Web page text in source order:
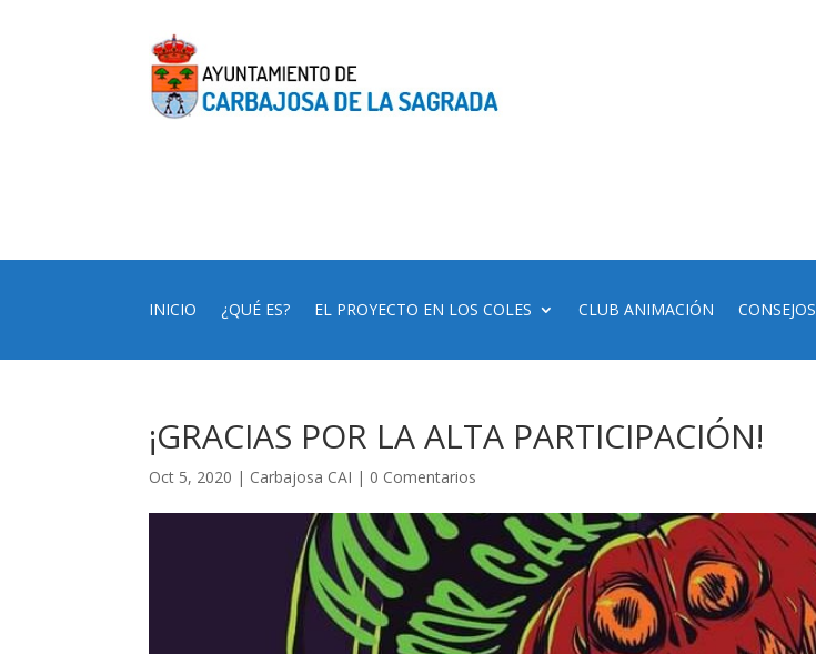
INICIO ¿QUÉ ES? EL PROYECTO EN LOS COLES CLUB ANIMACIÓN CONSEJOS
¡GRACIAS POR LA ALTA PARTICIPACIÓN!
Oct 5, 2020 | Carbajosa CAI | 0 Comentarios